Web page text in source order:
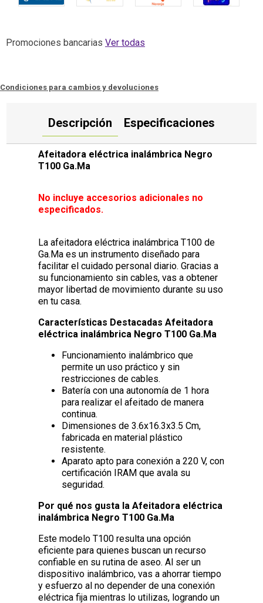
Promociones bancarias Ver todas
Condiciones para cambios y devoluciones
Descripción Especificaciones
Afeitadora eléctrica inalámbrica Negro
T100 Ga.Ma
No incluye accesorios adicionales no
especificados.
La afeitadora eléctrica inalámbrica T100 de
Ga.Ma es un instrumento diseñado para
facilitar el cuidado personal diario. Gracias a
su funcionamiento sin cables, vas a obtener
mayor libertad de movimiento durante su uso
en tu casa.
Características Destacadas Afeitadora
eléctrica inalámbrica Negro T100 Ga.Ma
Funcionamiento inalámbrico que
permite un uso práctico y sin
restricciones de cables.
Batería con una autonomía de 1 hora
para realizar el afeitado de manera
continua.
Dimensiones de 3.6x16.3x3.5 Cm,
fabricada en material plástico
resistente.
Aparato apto para conexión a 220 V, con
certificación IRAM que avala su
seguridad.
Por qué nos gusta la Afeitadora eléctrica
inalámbrica Negro T100 Ga.Ma
Este modelo T100 resulta una opción
eficiente para quienes buscan un recurso
confiable en su rutina de aseo. Al ser un
dispositivo inalámbrico, vas a ahorrar tiempo
y esfuerzo al no depender de una conexión
eléctrica fija mientras lo utilizas, logrando un